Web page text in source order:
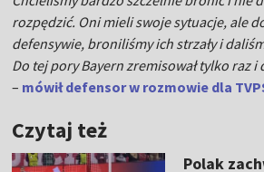
rozpędzić. Oni mieli swoje sytuacje, ale
defensywie, broniliśmy ich strzały i
Do tej pory Bayern zremisował tylko raz
– mówił defensor w rozmowie dla
Czytaj też
Polak